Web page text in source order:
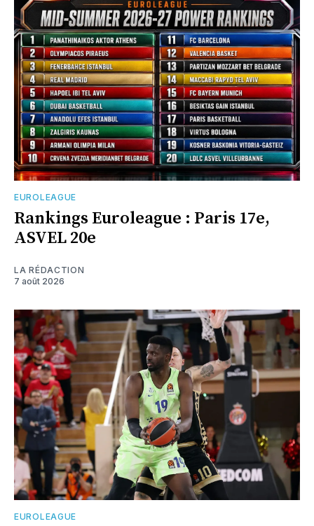
EUROLEAGUE
Rankings Euroleague : Paris 17e,
ASVEL 20e
LA RÉDACTION
7 août 2026
EUROLEAGUE